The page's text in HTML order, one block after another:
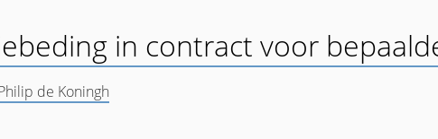
in contract voor
de Koningh